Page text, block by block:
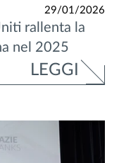
29/01/2026
rallenta la
nel 2025
LEGGI